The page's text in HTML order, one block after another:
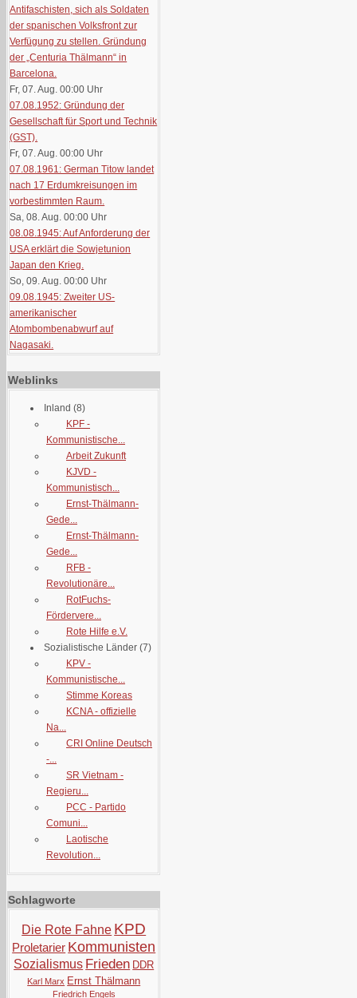
Antifaschisten, sich als Soldaten
der spanischen Volksfront zur
Verfügung zu stellen. Gründung
der „Centuria Thälmann“ in
Barcelona.
Fr, 07. Aug. 00:00 Uhr
07.08.1952: Gründung der
Gesellschaft für Sport und Technik
(GST).
Fr, 07. Aug. 00:00 Uhr
07.08.1961: German Titow landet
nach 17 Erdumkreisungen im
vorbestimmten Raum.
Sa, 08. Aug. 00:00 Uhr
08.08.1945: Auf Anforderung der
USA erklärt die Sowjetunion
Japan den Krieg.
So, 09. Aug. 00:00 Uhr
09.08.1945: Zweiter US-
amerikanischer
Atombombenabwurf auf
Nagasaki.
Weblinks
Inland (8)
KPF -
Kommunistische...
Arbeit Zukunft
KJVD -
Kommunistisch...
Ernst-Thälmann-
Gede...
Ernst-Thälmann-
Gede...
RFB -
Revolutionäre...
RotFuchs-
Fördervere...
Rote Hilfe e.V.
Sozialistische Länder (7)
KPV -
Kommunistische...
Stimme Koreas
KCNA - offizielle
Na...
CRI Online Deutsch
-...
SR Vietnam -
Regieru...
PCC - Partido
Comuni...
Laotische
Revolution...
Schlagworte
Die Rote Fahne KPD
Proletarier Kommunisten
Sozialismus Frieden DDR
Karl Marx Ernst Thälmann
Friedrich Engels